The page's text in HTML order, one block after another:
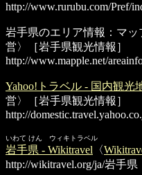
http://www.rurubu.com/Pref/
岩手県のエリア情報：マッ
営〉［岩手県観光情報］
http://www.mapple.net/
Yahoo!トラベル - 国内観光
営〉［岩手県観光情報］
http://
いわて けん ウィキトラベル
岩手県 - Wikitravel 〈
http://wikitravel.org/ja/岩手県